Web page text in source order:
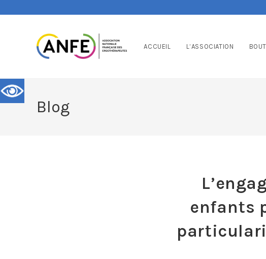
ACCUEIL L’ASSOCIATION
Blog
enfants